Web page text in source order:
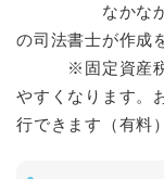
なかなか人に
の司法書士が作成
※固定資産税の
やすくなります。
行できます（有料